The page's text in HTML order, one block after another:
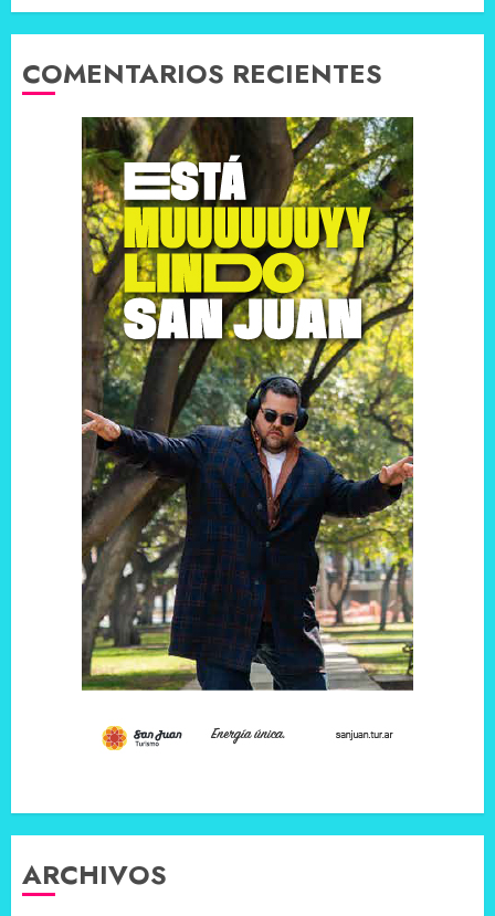
COMENTARIOS RECIENTES
ARCHIVOS